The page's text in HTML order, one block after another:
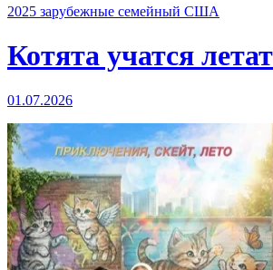
2025 зарубежные семейный США
Котята учатся
01.07.2026